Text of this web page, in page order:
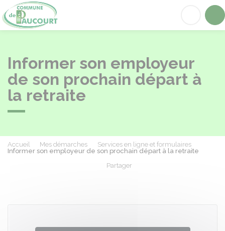
Informer son employeur
de son prochain départ à
la retraite
Accueil Mes démarches
Services en ligne et formulaires
Informer son employeur de son prochain départ à la retraite
Partager